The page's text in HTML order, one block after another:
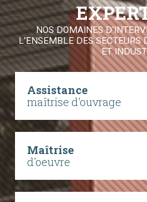
NOS DOMAINES
L’ENSEMBLE DES SECTEURS
ET
Assistance
maîtrise d'ouvrage
Maîtrise
d'oeuvre